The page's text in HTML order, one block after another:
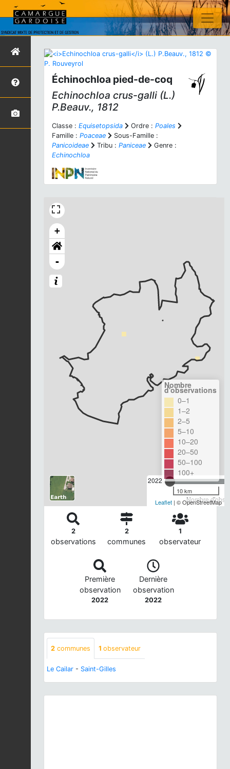
Échinochloa pied-de-coq
Echinochloa crus-galli (L.)
P.Beauv., 1812
Classe : Equisetopsida Ordre : Poales
Famille : Poaceae
Sous-Famille :
Panicoideae
Tribu : Paniceae
Genre :
Echinochloa
+
-
2022
Nombre
Nombre
d'observations
0–1
1–2
2–5
5–10
10–20
20–50
50–100
100+
10 km
Leaflet | © OpenStreetMap
2
observations
2
communes
1
observateur
Première
observation
2022
Dernière
observation
2022
2 communes 1 observateur
Le Cailar - Saint-Gilles